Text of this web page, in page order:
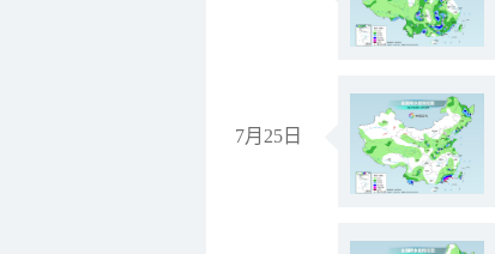
7月25日